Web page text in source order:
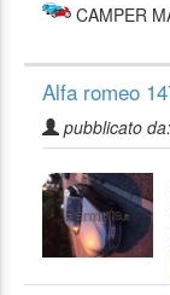
CAMPER
Alfa romeo
pubblicato da: